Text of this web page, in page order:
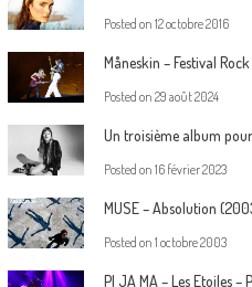
Posted on 12 octobre 2016
Måneskin – Festival
Posted on 29 août 2024
Un troisième album
Posted on 16 février 2023
MUSE – Absolution
Posted on 1 octobre 2003
PI JA MA – Les Etoiles